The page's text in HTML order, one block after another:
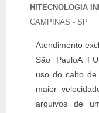
HITECNOLOGIA
CAMPINAS - SP
Atendimento
São PauloA
uso do cabo de
maior
arquivos de